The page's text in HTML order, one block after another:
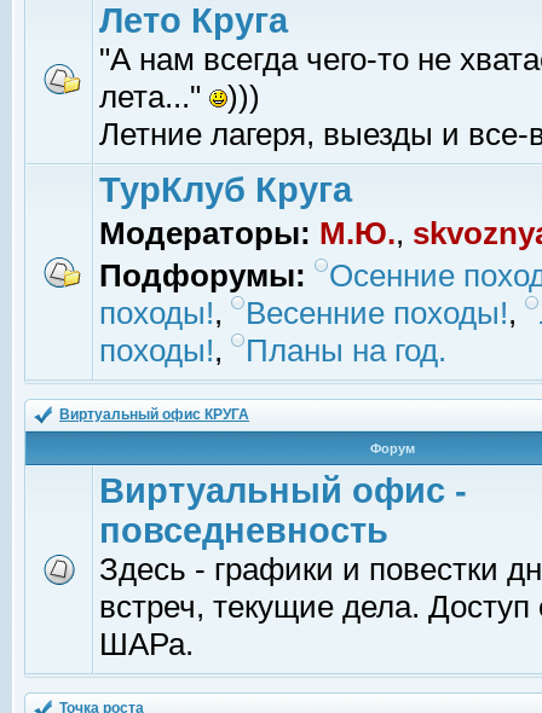
Лето Круга
"А нам всегда чего-то не
лета..."
)))
Летние лагеря, выезды и все-
ТурКлуб Круга
Модераторы: М.Ю.,
Подфорумы:
Осенние
походы!, Весенние походы!,
походы!, Планы на год.
Виртуальный офис КРУГА
Форум
Виртуальный офис -
повседневность
Здесь - графики и повестки
встреч, текущие дела.
ШАРа.
Точка роста